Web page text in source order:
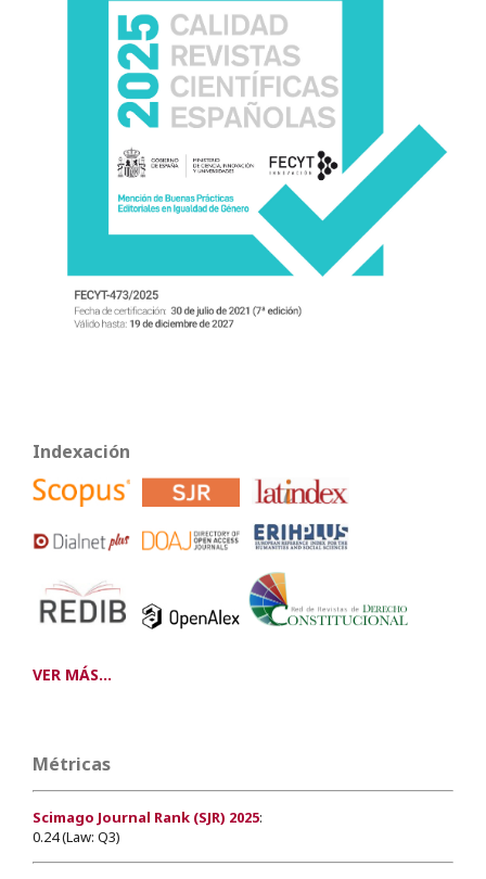
Indexación
VER MÁS...
Métricas
Scimago Journal Rank (SJR) 2025:
0.24 (Law: Q3)